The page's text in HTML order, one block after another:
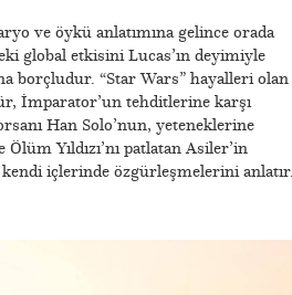
ve öykü anlatımına gelince orada
global etkisini Lucas’ın deyimiyle
borçludur. “Star Wars” hayalleri olan
İmparator’un tehditlerine karşı
Han Solo’nun, yeteneklerine
Yıldızı’nı patlatan Asiler’in
içlerinde özgürleşmelerini